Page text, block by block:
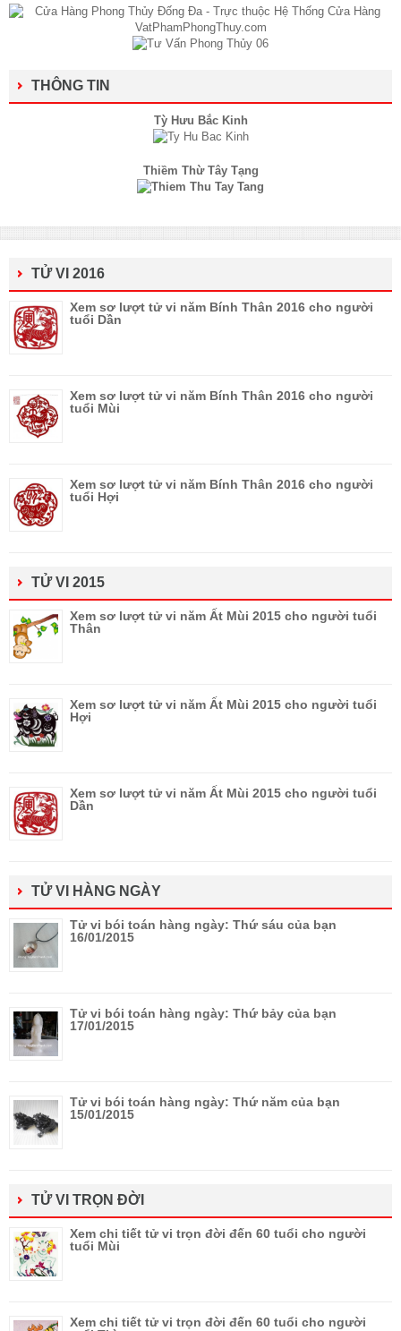
THÔNG TIN
Tỳ Hưu Bắc Kinh
Thiềm Thừ Tây Tạng
TỬ VI 2016
Xem sơ lượt tử vi năm Bính Thân 2016 cho người
tuổi Dần
Xem sơ lượt tử vi năm Bính Thân 2016 cho người
tuổi Mùi
Xem sơ lượt tử vi năm Bính Thân 2016 cho người
tuổi Hợi
TỬ VI 2015
Xem sơ lượt tử vi năm Ất Mùi 2015 cho người tuổi
Thân
Xem sơ lượt tử vi năm Ất Mùi 2015 cho người tuổi
Hợi
Xem sơ lượt tử vi năm Ất Mùi 2015 cho người tuổi
Dần
TỬ VI HÀNG NGÀY
Tử vi bói toán hàng ngày: Thứ sáu của bạn
16/01/2015
Tử vi bói toán hàng ngày: Thứ bảy của bạn
17/01/2015
Tử vi bói toán hàng ngày: Thứ năm của bạn
15/01/2015
TỬ VI TRỌN ĐỜI
Xem chi tiết tử vi trọn đời đến 60 tuổi cho người
tuổi Mùi
Xem chi tiết tử vi trọn đời đến 60 tuổi cho người